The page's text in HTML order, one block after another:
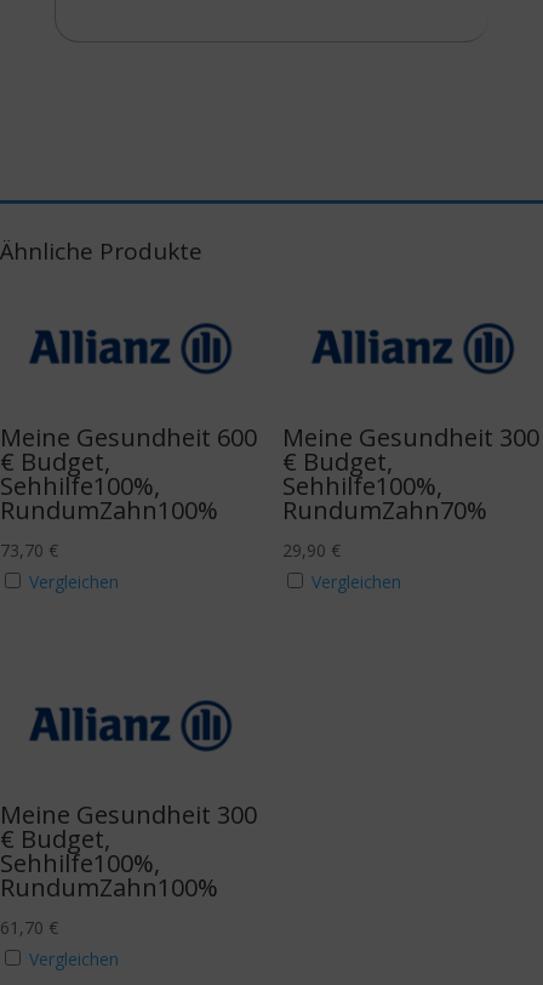
Ähnliche Produkte
Meine Gesundheit 600
€ Budget,
Sehhilfe100%,
RundumZahn100%
73,70 €
Vergleichen
Meine Gesundheit 300
€ Budget,
Sehhilfe100%,
RundumZahn70%
29,90 €
Vergleichen
Meine Gesundheit 300
€ Budget,
Sehhilfe100%,
RundumZahn100%
61,70 €
Vergleichen